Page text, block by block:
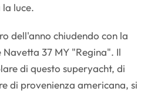
luce.
dell'anno chiudendo con la
37 MY "Regina". Il
di questo superyacht, di
di provenienza americana, si